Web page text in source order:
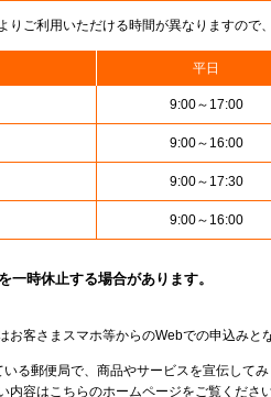
りご利用いただける時間が異なりますので
平日
9:00～17:00
9:00～16:00
9:00～17:30
9:00～16:00
一時休止する場合があります。
お客さまスマホ等からのWebでの申込みと
る郵便局で、商品やサービスを宣伝して
内容はこちらのホームページをご覧くださ